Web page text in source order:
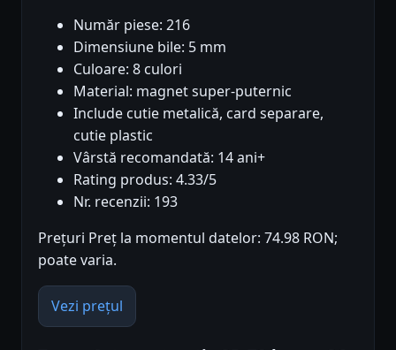
Număr piese: 216
Dimensiune bile: 5 mm
Culoare: 8 culori
Material: magnet super-puternic
Include cutie metalică, card separare,
cutie plastic
Vârstă recomandată: 14 ani+
Rating produs: 4.33/5
Nr. recenzii: 193
Prețuri Preț la momentul datelor: 74.98 RON;
poate varia.
Vezi prețul